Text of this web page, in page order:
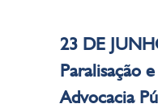
23 DE
Paralisação
Advocacia